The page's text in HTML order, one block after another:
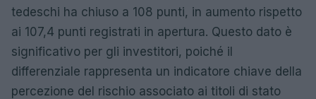
tedeschi ha chiuso a 108 punti, in aumento rispetto
ai 107,4 punti registrati in apertura. Questo dato è
significativo per gli investitori, poiché il
differenziale rappresenta un indicatore chiave della
percezione del rischio associato ai titoli di stato